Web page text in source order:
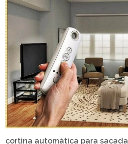
cortina automática para sacada